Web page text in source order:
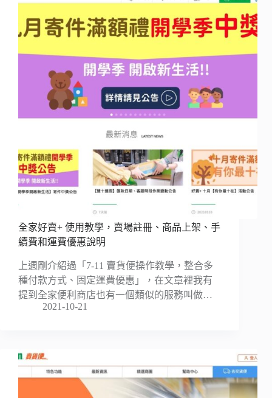
全家好賣+ 使用教學，賣場註冊、商品上架、手
續費和運費優惠說明
上週剛介紹過「7-11 賣貨便操作教學，整合多
種付款方式、固定運費優惠」，在文章裡我有
提到全家便利商店也有一個類似的服務叫做…
2021-10-21